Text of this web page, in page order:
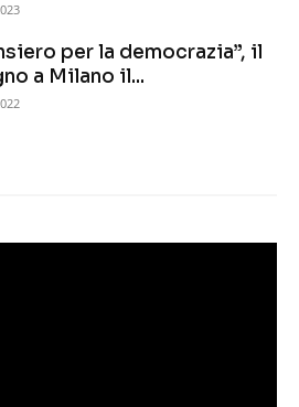
per la democrazia”, il
a Milano il...